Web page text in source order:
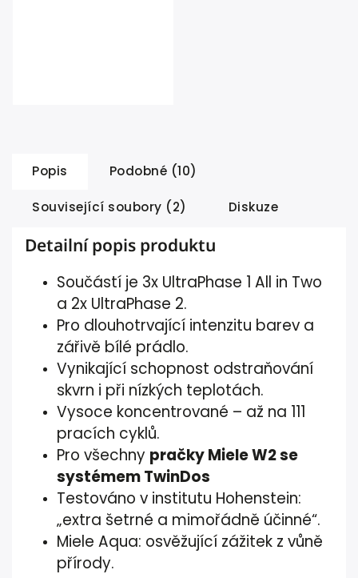
Popis Podobné (10)
Související soubory (2) Diskuze
Detailní popis produktu
Součástí je 3x UltraPhase 1 All in Two
a 2x UltraPhase 2.
Pro dlouhotrvající intenzitu barev a
zářivě bílé prádlo.
Vynikající schopnost odstraňování
skvrn i při nízkých teplotách.
Vysoce koncentrované – až na 111
pracích cyklů.
Pro všechny pračky Miele W2 se
systémem TwinDos
Testováno v institutu Hohenstein:
„extra šetrné a mimořádně účinné“.
Miele Aqua: osvěžující zážitek z vůně
přírody.